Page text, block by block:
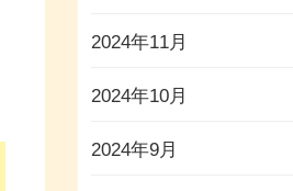
2024年11月
2024年10月
2024年9月